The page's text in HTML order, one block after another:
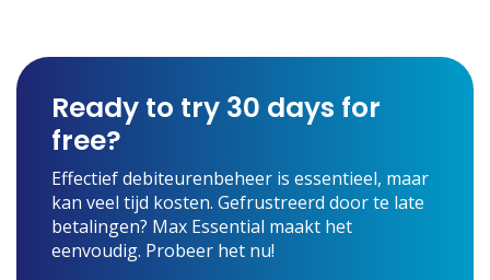
Ready to try 30 days for
free?
Effectief debiteurenbeheer is essentieel, maar
kan veel tijd kosten. Gefrustreerd door te late
betalingen? Max Essential maakt het
eenvoudig. Probeer het nu!